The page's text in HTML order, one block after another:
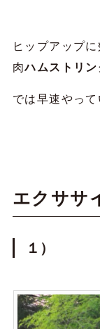
ヒップアップ
肉ハムストリン
では早速やって
エクササ
１）